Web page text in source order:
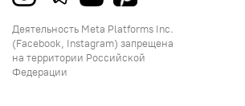
Деятельность Meta Platforms Inc.
(Facebook, Instagram) запрещена
на территории Российской
Федерации